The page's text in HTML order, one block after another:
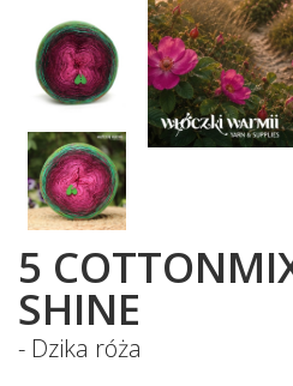
5
SHINE
- Dzika róża